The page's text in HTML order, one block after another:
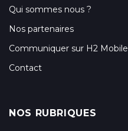
Qui sommes nous ?
Nos partenaires
Communiquer sur H2 Mobile
Contact
NOS RUBRIQUES